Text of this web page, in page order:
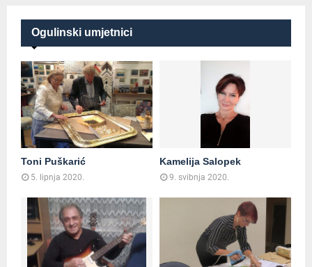
Ogulinski umjetnici
Toni Puškarić
5. lipnja 2020.
Kamelija Salopek
9. svibnja 2020.